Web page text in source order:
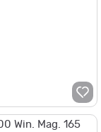
Win. Mag. 165